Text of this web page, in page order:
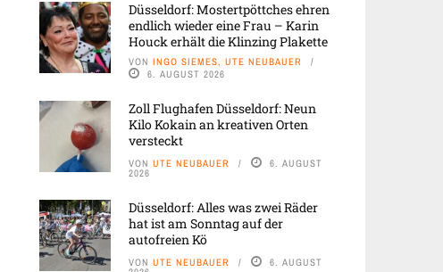
Düsseldorf: Mostertpöttches ehren
endlich wieder eine Frau – Karin
Houck erhält die Klinzing Plakette
VON INGO SIEMES, UTE NEUBAUER
6. AUGUST 2026
Zoll Flughafen Düsseldorf: Neun
Kilo Kokain an kreativen Orten
versteckt
VON UTE NEUBAUER 6. AUGUST
2026
Düsseldorf: Alles was zwei Räder
hat ist am Sonntag auf der
autofreien Kö
VON UTE NEUBAUER 6. AUGUST